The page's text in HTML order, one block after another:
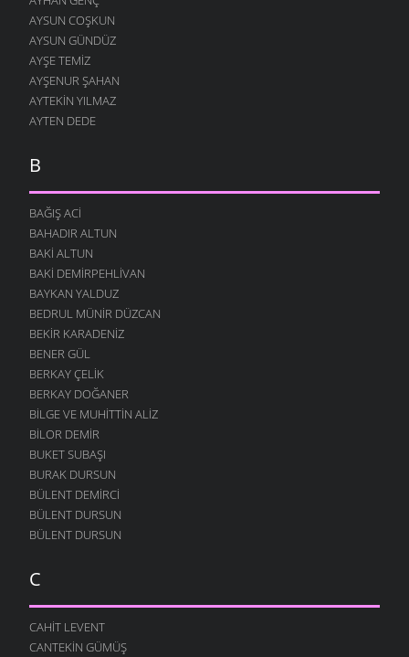
AYSUN COŞKUN
AYSUN GÜNDÜZ
AYŞE TEMIZ
AYŞENUR ŞAHAN
AYTEKIN YILMAZ
AYTEN DEDE
B
BAĞIŞ ACI
BAHADIR ALTUN
BAKI ALTUN
BAKI DEMIRPEHLIVAN
BAYKAN YALDUZ
BEDRUL MÜNIR DÜZCAN
BEKIR KARADENIZ
BENER GÜL
BERKAY ÇELIK
BERKAY DOĞANER
BILGE VE MUHITTIN ALIZ
BILOR DEMIR
BUKET SUBAŞI
BURAK DURSUN
BÜLENT DEMIRCI
BÜLENT DURSUN
BÜLENT DURSUN
C
CAHIT LEVENT
CANTEKIN GÜMÜŞ